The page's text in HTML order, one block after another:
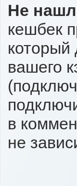
Не
кешбек
который
вашего
в
не